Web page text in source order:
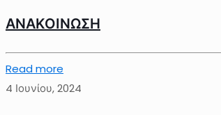
ΑΝΑΚΟΙΝΩΣΗ
Read more
4 Ιουνίου, 2024